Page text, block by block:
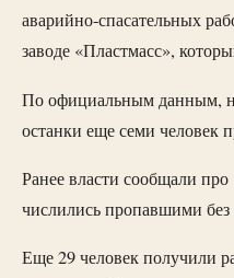
аварийно-спасательных
заводе «Пластмасс»,
По официальным данным,
останки еще семи человек
Ранее власти сообщали
числились пропавшими без
Еще 29 человек получили